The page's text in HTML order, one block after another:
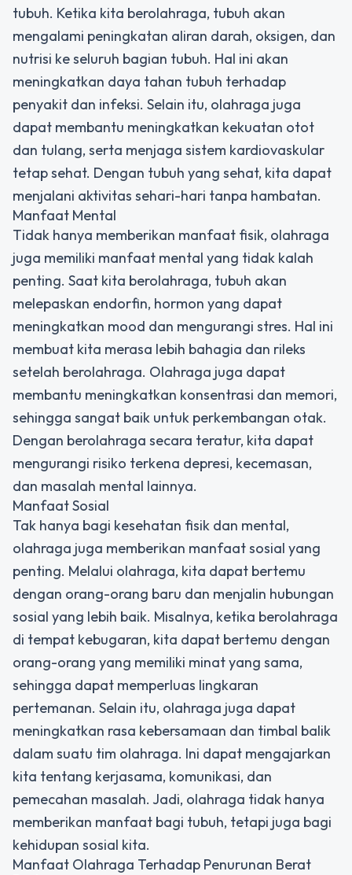
tubuh. Ketika kita berolahraga, tubuh akan
mengalami peningkatan aliran darah, oksigen, dan
nutrisi ke seluruh bagian tubuh. Hal ini akan
meningkatkan daya tahan tubuh terhadap
penyakit dan infeksi. Selain itu, olahraga juga
dapat membantu meningkatkan kekuatan otot
dan tulang, serta menjaga sistem kardiovaskular
tetap sehat. Dengan tubuh yang sehat, kita dapat
menjalani aktivitas sehari-hari tanpa hambatan.
Manfaat Mental
Tidak hanya memberikan manfaat fisik, olahraga
juga memiliki manfaat mental yang tidak kalah
penting. Saat kita berolahraga, tubuh akan
melepaskan endorfin, hormon yang dapat
meningkatkan mood dan mengurangi stres. Hal ini
membuat kita merasa lebih bahagia dan rileks
setelah berolahraga. Olahraga juga dapat
membantu meningkatkan konsentrasi dan memori,
sehingga sangat baik untuk perkembangan otak.
Dengan berolahraga secara teratur, kita dapat
mengurangi risiko terkena depresi, kecemasan,
dan masalah mental lainnya.
Manfaat Sosial
Tak hanya bagi kesehatan fisik dan mental,
olahraga juga memberikan manfaat sosial yang
penting. Melalui olahraga, kita dapat bertemu
dengan orang-orang baru dan menjalin hubungan
sosial yang lebih baik. Misalnya, ketika berolahraga
di tempat kebugaran, kita dapat bertemu dengan
orang-orang yang memiliki minat yang sama,
sehingga dapat memperluas lingkaran
pertemanan. Selain itu, olahraga juga dapat
meningkatkan rasa kebersamaan dan timbal balik
dalam suatu tim olahraga. Ini dapat mengajarkan
kita tentang kerjasama, komunikasi, dan
pemecahan masalah. Jadi, olahraga tidak hanya
memberikan manfaat bagi tubuh, tetapi juga bagi
kehidupan sosial kita.
Manfaat Olahraga Terhadap Penurunan Berat